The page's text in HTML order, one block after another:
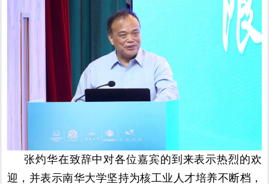
张灼华在致辞中对各位嘉宾的到来表示热烈的欢
迎，并表示南华大学坚持为核工业人才培养不断档，